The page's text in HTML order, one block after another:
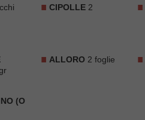
CIPOLLE2
ALLORO 2 foglie
(O